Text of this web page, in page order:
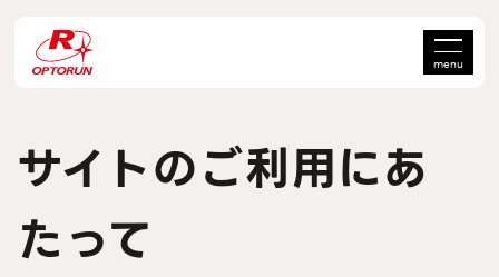
menu
サイトのご利用にあ
たって